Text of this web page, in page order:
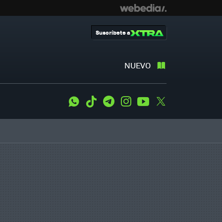
NUEVO
Suscríbete a
WhatsApp
Tiktok TelegramInstagramYoutube